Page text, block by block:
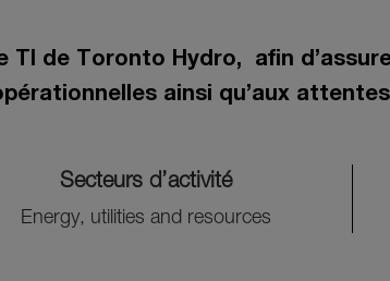
TI de Toronto Hydro, afin
ainsi qu’aux attentes
Secteurs d’activité
Energy, utilities and resources